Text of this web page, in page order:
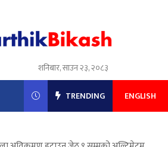
शनिबार, साउन २३, २०८३
TRENDING ENGLISH